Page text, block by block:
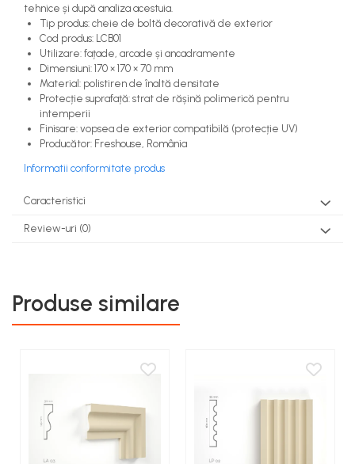
tehnice și după analiza acestuia.
Tip produs: cheie de boltă decorativă de exterior
Cod produs: LCB01
Utilizare: fațade, arcade și ancadramente
Dimensiuni: 170 × 170 × 70 mm
Material: polistiren de înaltă densitate
Protecție suprafață: strat de rășină polimerică pentru
intemperii
Finisare: vopsea de exterior compatibilă (protecție UV)
Producător: Freshouse, România
Informatii conformitate produs
Caracteristici
Review-uri (0)
Produse similare